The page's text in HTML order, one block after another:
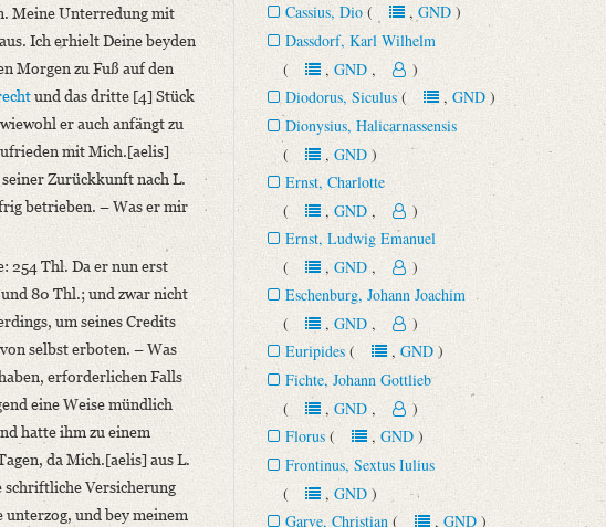
Meine Unterredung mit
aus. Ich erhielt Deine beyden
Morgen zu Fuß auf den
und das dritte [4] Stück
er auch anfängt zu
mit Mich.[aelis]
Zurückkunft nach L.
betrieben. – Was er mir
254 Thl. Da er nun erst
80 Thl.; und zwar nicht
um seines Credits
selbst erboten. – Was
erforderlichen Falls
eine Weise mündlich
hatte ihm zu einem
da Mich.[aelis] aus L.
schriftliche Versicherung
unterzog, und bey meinem
Cassius, Dio (, GND)
Dassdorf, Karl Wilhelm
(, GND, )
Diodorus, Siculus (, GND)
Dionysius, Halicarnassensis
(, GND)
Ernst, Charlotte
(, GND, )
Ernst, Ludwig Emanuel
(, GND, )
Eschenburg, Johann Joachim
(, GND, )
Euripides (, GND)
Fichte, Johann Gottlieb
(, GND, )
Florus (, GND)
Frontinus, Sextus Iulius
(, GND)
Garve, Christian (, GND)